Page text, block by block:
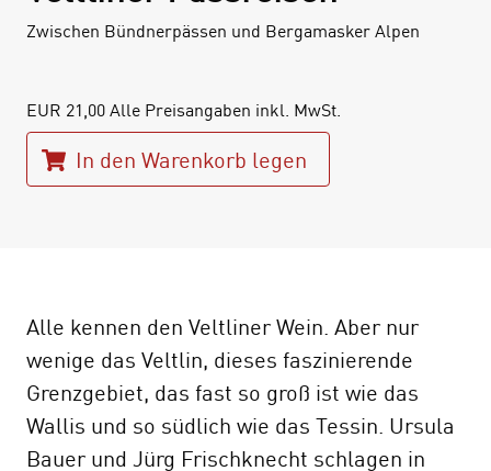
Zwischen Bündnerpässen und Bergamasker Alpen
EUR 21,00 Alle Preisangaben inkl. MwSt.
In den Warenkorb legen
Alle kennen den Veltliner Wein. Aber nur
wenige das Veltlin, dieses faszinierende
Grenzgebiet, das fast so groß ist wie das
Wallis und so südlich wie das Tessin. Ursula
Bauer und Jürg Frischknecht schlagen in